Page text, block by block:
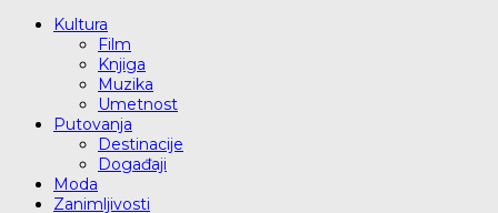
Kultura
Film
Knjiga
Muzika
Umetnost
Putovanja
Destinacije
Događaji
Moda
Zanimljivosti